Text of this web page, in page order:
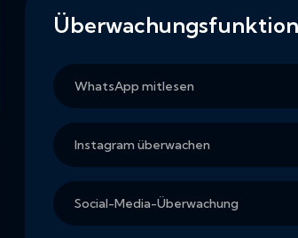
WhatsApp mitlesen
Instagram überwachen
Social-Media-Überwachung